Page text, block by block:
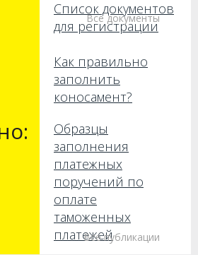
Список документов
для регистрации
Все документы
Как правильно
заполнить
коносамент?
Образцы
заполнения
платежных
поручений по
оплате
таможенных
платежейВсе публикации